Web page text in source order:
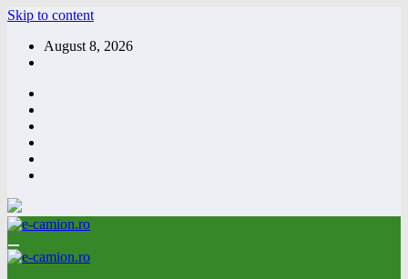
Skip to content
August 8, 2026